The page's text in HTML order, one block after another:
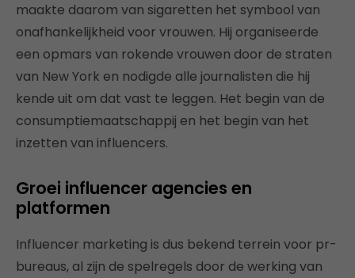
maakte daarom van sigaretten het symbool van
onafhankelijkheid voor vrouwen. Hij organiseerde
een opmars van rokende vrouwen door de straten
van New York en nodigde alle journalisten die hij
kende uit om dat vast te leggen. Het begin van de
consumptiemaatschappij en het begin van het
inzetten van influencers.
Groei influencer agencies en
platformen
Influencer marketing is dus bekend terrein voor pr-
bureaus, al zijn de spelregels door de werking van